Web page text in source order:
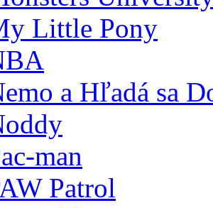
Little Pony
a Hľadá sa
man
Patrol